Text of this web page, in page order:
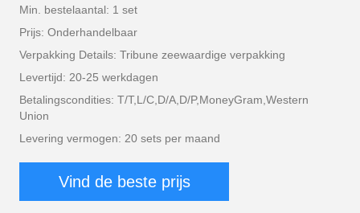
Min. bestelaantal: 1 set
Prijs: Onderhandelbaar
Verpakking Details: Tribune zeewaardige verpakking
Levertijd: 20-25 werkdagen
Betalingscondities: T/T,L/C,D/A,D/P,MoneyGram,Western
Union
Levering vermogen: 20 sets per maand
Vind de beste prijs